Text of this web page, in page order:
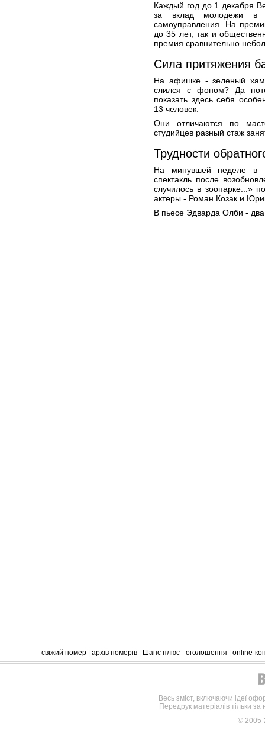
Каждый год до 1 декабря
за вклад молодежи в
самоуправления. На
до 35 лет, так и
премия сравнительно
Сила притяжения
На афишке - зеленый
слился с фоном? Да
показать здесь себя
13 человек.
Они отличаются по
студийцев разный стаж
Трудности
На минувшей неделе в
спектакль после
случилось в зоопарке...»
актеры - Роман Козак и
В пьесе Эдварда Олби -
свіжий номер архів номерів Шанс плюс - оголошення online-
Весь зміст, включаючи ідеї
Передрук матеріалів тільки
©